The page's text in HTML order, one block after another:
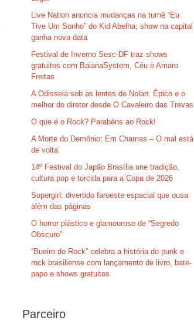
Live Nation anuncia mudanças na turnê “Eu
Tive Um Sonho” do Kid Abelha; show na capital
ganha nova data
Festival de Inverno Sesc-DF traz shows
gratuitos com BaianaSystem, Céu e Amaro
Freitas
A Odisseia sob as lentes de Nolan: Épico e o
melhor do diretor desde O Cavaleiro das Trevas
O que é o Rock? Parabéns ao Rock!
A Morte do Demônio: Em Chamas – O mal está
de volta
14º Festival do Japão Brasília une tradição,
cultura pop e torcida para a Copa de 2026
Supergirl: divertido faroeste espacial que ousa
além das páginas
O horror plástico e glamouroso de “Segredo
Obscuro”
“Bueiro do Rock” celebra a história do punk e
rock brasiliense com lançamento de livro, bate-
papo e shows gratuitos
Parceiro